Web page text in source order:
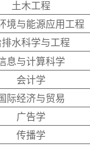
土木工程
境与能源应用工程
排水科学与工程
息与计算科学
会计学
际经济与贸易
广告学
传播学